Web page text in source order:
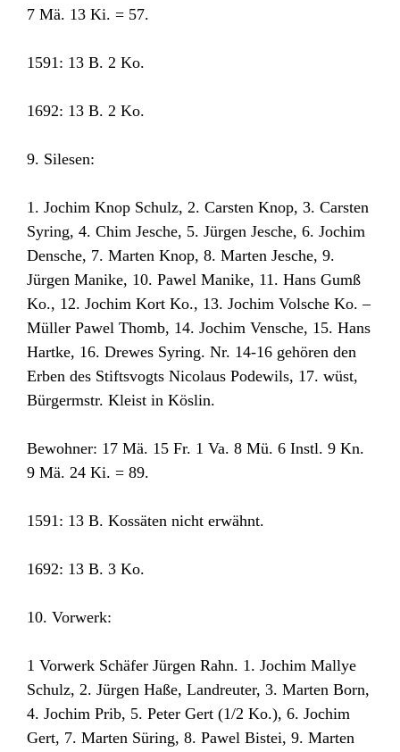
7 Mä. 13 Ki. = 57.
1591: 13 B. 2 Ko.
1692: 13 B. 2 Ko.
9. Silesen:
1. Jochim Knop Schulz, 2. Carsten Knop, 3. Carsten
Syring, 4. Chim Jesche, 5. Jürgen Jesche, 6. Jochim
Densche, 7. Marten Knop, 8. Marten Jesche, 9.
Jürgen Manike, 10. Pawel Manike, 11. Hans Gumß
Ko., 12. Jochim Kort Ko., 13. Jochim Volsche Ko. –
Müller Pawel Thomb, 14. Jochim Vensche, 15. Hans
Hartke, 16. Drewes Syring. Nr. 14-16 gehören den
Erben des Stiftsvogts Nicolaus Podewils, 17. wüst,
Bürgermstr. Kleist in Köslin.
Bewohner: 17 Mä. 15 Fr. 1 Va. 8 Mü. 6 Instl. 9 Kn.
9 Mä. 24 Ki. = 89.
1591: 13 B. Kossäten nicht erwähnt.
1692: 13 B. 3 Ko.
10. Vorwerk:
1 Vorwerk Schäfer Jürgen Rahn. 1. Jochim Mallye
Schulz, 2. Jürgen Haße, Landreuter, 3. Marten Born,
4. Jochim Prib, 5. Peter Gert (1/2 Ko.), 6. Jochim
Gert, 7. Marten Süring, 8. Pawel Bistei, 9. Marten